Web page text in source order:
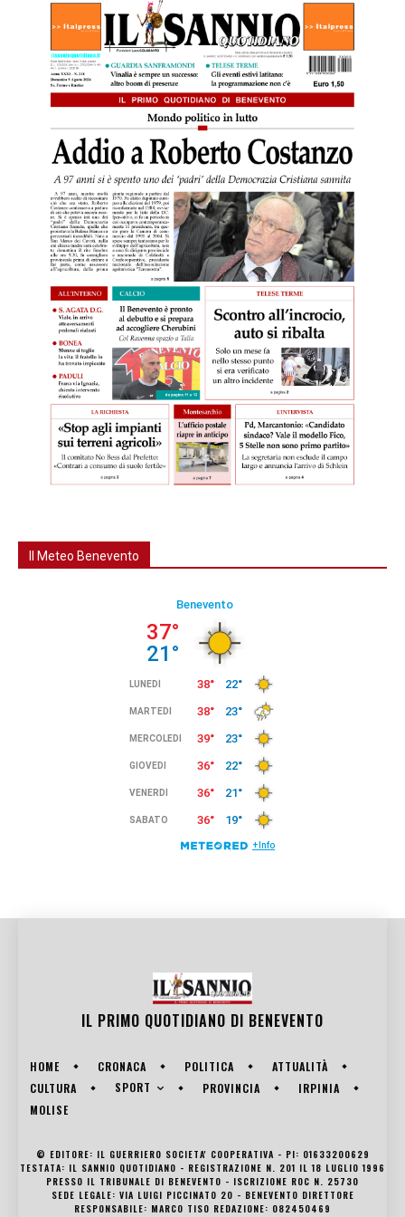
Il Meteo Benevento
IL PRIMO QUOTIDIANO DI BENEVENTO
HOME CRONACA POLITICA
ATTUALITÀ
CULTURA
SPORT PROVINCIA
IRPINIA
MOLISE
© EDITORE: IL GUERRIERO SOCIETA' COOPERATIVA - PI: 01633200629
TESTATA: IL SANNIO QUOTIDIANO - REGISTRAZIONE N. 201 IL 18 LUGLIO 1996
PRESSO IL TRIBUNALE DI BENEVENTO - ISCRIZIONE ROC N. 25730
SEDE LEGALE: VIA LUIGI PICCINATO 20 - BENEVENTO DIRETTORE
RESPONSABILE: MARCO TISO REDAZIONE: 082450469